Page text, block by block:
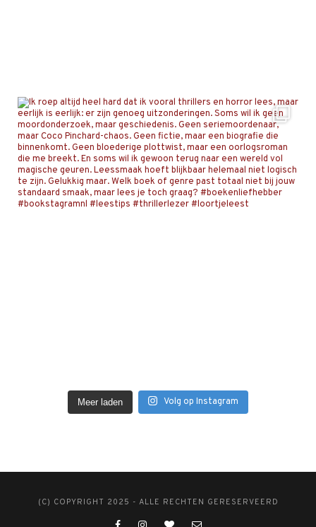
Meer laden Volg op Instagram
(C) COPYRIGHT 2025 - ALLE RECHTEN GERESERVEERD